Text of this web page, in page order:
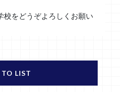
校をどうぞよろしくお願い
LIST